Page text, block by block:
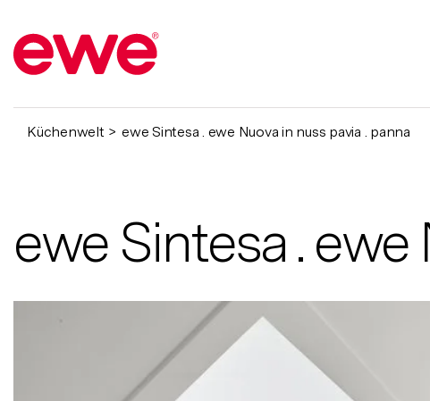
Küchenwelt ewe Sintesa . ewe Nuova in nuss pavia . panna
ewe Sintesa .